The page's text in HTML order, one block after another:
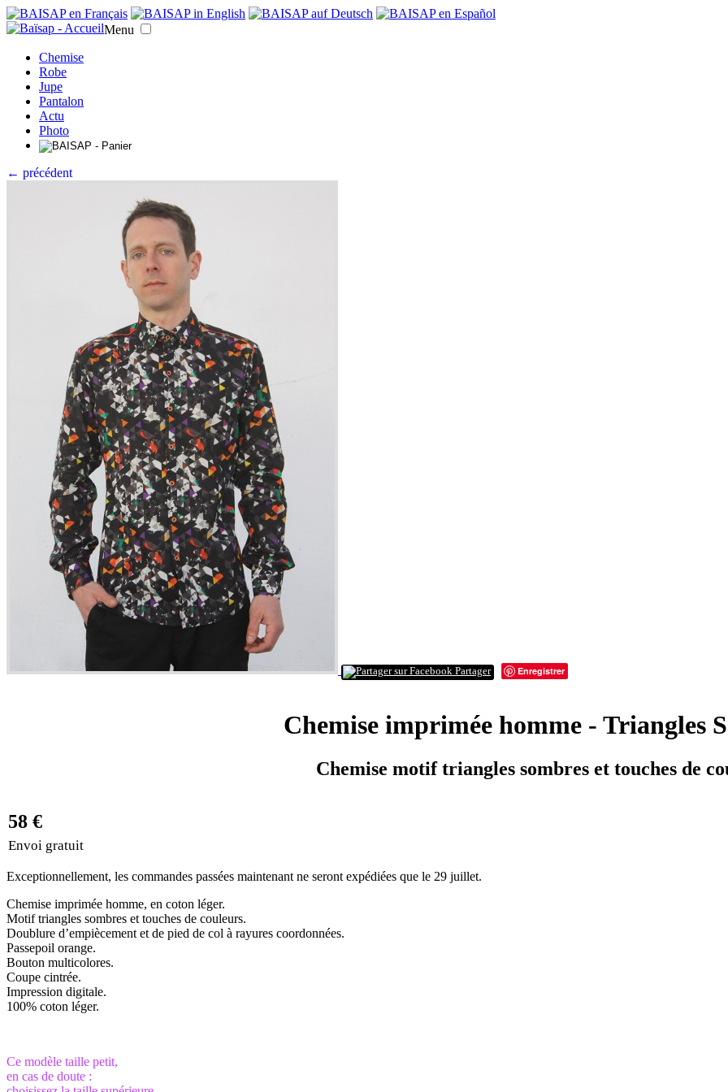
Menu
Chemise
Robe
Jupe
Pantalon
Actu
Photo
← précédent
Partager Enregistrer
Chemise imprimée homme - Triangles
Chemise motif triangles sombres et touches de
58 €
Envoi gratuit
Exceptionnellement, les commandes passées maintenant ne seront expédiées que le 29 juillet.
Chemise imprimée homme, en coton léger.
Motif triangles sombres et touches de couleurs.
Doublure d’empiècement et de pied de col à rayures coordonnées.
Passepoil orange.
Bouton multicolores.
Coupe cintrée.
Impression digitale.
100% coton léger.
Ce modèle taille petit,
en cas de doute :